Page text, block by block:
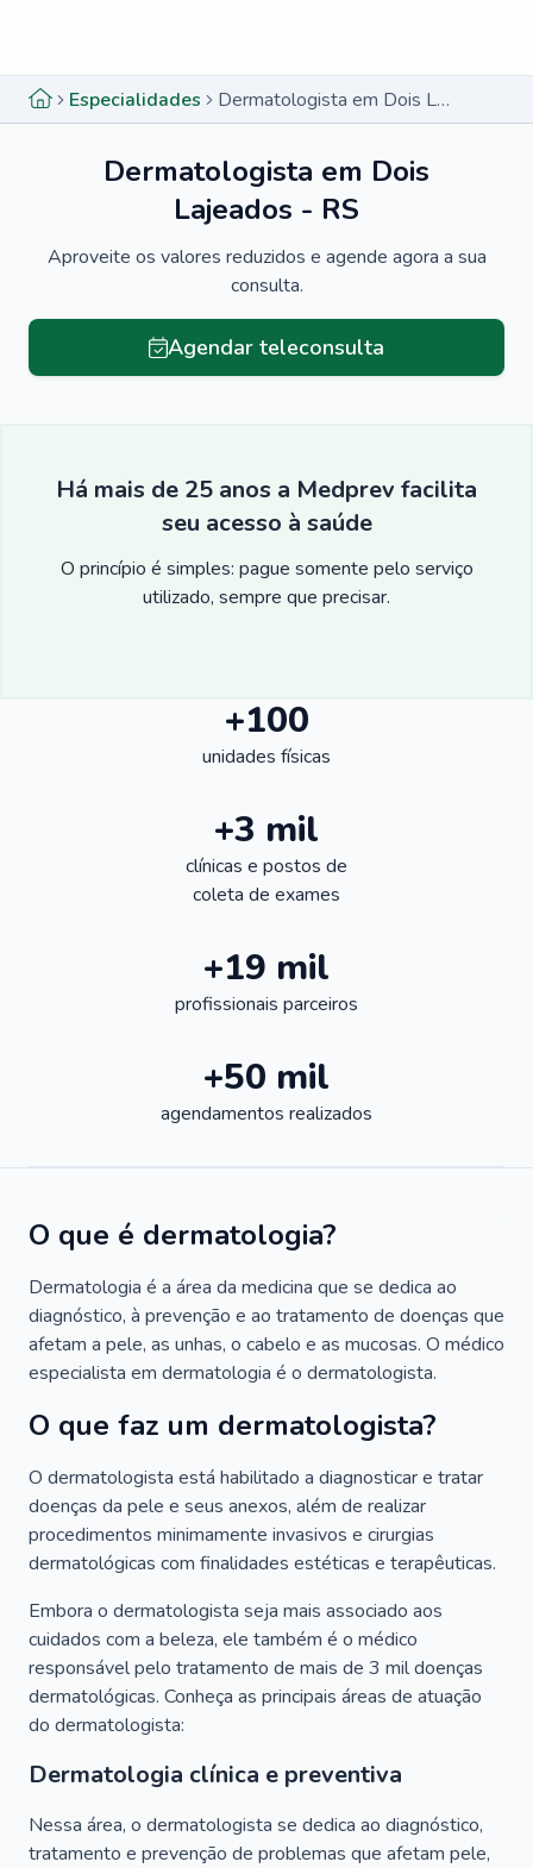
Especialidades Dermatologista em Dois Lajeados - RS
Dermatologista em Dois
Lajeados - RS
Aproveite os valores reduzidos e agende agora a sua
consulta.
Agendar teleconsulta
Há mais de 25 anos a Medprev facilita
seu acesso à saúde
O princípio é simples: pague somente pelo serviço
utilizado, sempre que precisar.
+100
unidades físicas
+3 mil
clínicas e postos de
coleta de exames
+19 mil
profissionais parceiros
+50 mil
agendamentos realizados
O que é dermatologia?
Dermatologia é a área da medicina que se dedica ao
diagnóstico, à prevenção e ao tratamento de doenças que
afetam a pele, as unhas, o cabelo e as mucosas. O médico
especialista em dermatologia é o dermatologista.
O que faz um dermatologista?
O dermatologista está habilitado a diagnosticar e tratar
doenças da pele e seus anexos, além de realizar
procedimentos minimamente invasivos e cirurgias
dermatológicas com finalidades estéticas e terapêuticas.
Embora o dermatologista seja mais associado aos
cuidados com a beleza, ele também é o médico
responsável pelo tratamento de mais de 3 mil doenças
dermatológicas. Conheça as principais áreas de atuação
do dermatologista:
Dermatologia clínica e preventiva
Nessa área, o dermatologista se dedica ao diagnóstico,
tratamento e prevenção de problemas que afetam pele,